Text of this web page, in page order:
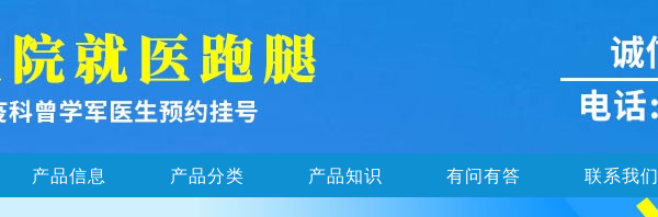
产品信息 产品分类 产品知识 有问有答 联系我们